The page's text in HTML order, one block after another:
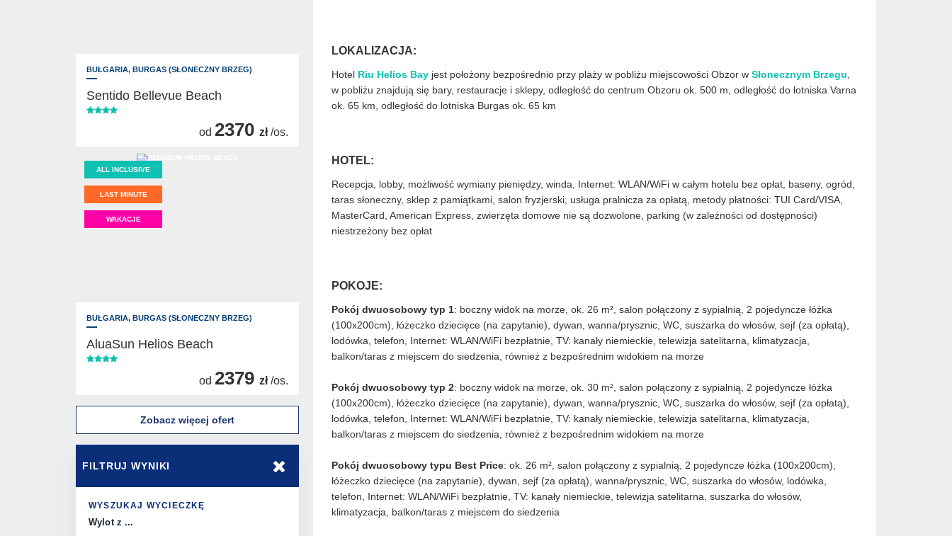
LOKALIZACJA:
Hotel Riu Helios Bay jest położony bezpośrednio przy plaży w pobliżu miejscowości Obzor wSłonecznym Brzegu
w pobliżu znajdują się bary, restauracje i sklepy, odległość do centrum Obzoru ok. 500 m, odległość do lotniska Varna
ok. 65 km, odległość do lotniska Burgas ok. 65 km
HOTEL:
Recepcja, lobby, możliwość wymiany pieniędzy, winda, Internet: WLAN/WiFi w całym hotelu bez opłat, baseny, ogród,
taras słoneczny, sklep z pamiątkami, salon fryzjerski, usługa pralnicza za opłatą, metody płatności: TUI Card/VISA,
MasterCard, American Express, zwierzęta domowe nie są dozwolone, parking (w zależności od dostępności)
niestrzeżony bez opłat
POKOJE:
Pokój dwuosobowy typ 1: boczny widok na morze, ok. 26 m², salon połączony z sypialnią, 2 pojedyncze łóżka
(100x200cm), łóżeczko dziecięce (na zapytanie), dywan, wanna/prysznic, WC, suszarka do włosów, sejf (za opłatą),
lodówka, telefon, Internet: WLAN/WiFi bezpłatnie, TV: kanały niemieckie, telewizja satelitarna, klimatyzacja,
balkon/taras z miejscem do siedzenia, również z bezpośrednim widokiem na morze
Pokój dwuosobowy typ 2: boczny widok na morze, ok. 30 m², salon połączony z sypialnią, 2 pojedyncze łóżka
(100x200cm), łóżeczko dziecięce (na zapytanie), dywan, wanna/prysznic, WC, suszarka do włosów, sejf (za opłatą),
lodówka, telefon, Internet: WLAN/WiFi bezpłatnie, TV: kanały niemieckie, telewizja satelitarna, klimatyzacja,
balkon/taras z miejscem do siedzenia, również z bezpośrednim widokiem na morze
Pokój dwuosobowy typu Best Price: ok. 26 m², salon połączony z sypialnią, 2 pojedyncze łóżka (100x200cm),
łóżeczko dziecięce (na zapytanie), dywan, sejf (za opłatą), wanna/prysznic, WC, suszarka do włosów, lodówka,
telefon, Internet: WLAN/WiFi bezpłatnie, TV: kanały niemieckie, telewizja satelitarna, suszarka do włosów,
klimatyzacja, balkon/taras z miejscem do siedzenia
FILTRUJ WYNIKI
WYSZUKAJ WYCIECZKĘ
Wylot z ...
BUŁGARIA, BURGAS (SŁONECZNY BRZEG)
Sentido Bellevue Beach
od 2370 zł /os.
ALL INCLUSIVE
LAST MINUTE
WAKACJE
BUŁGARIA, BURGAS (SŁONECZNY BRZEG)
AluaSun Helios Beach
od 2379 zł /os.
Zobacz więcej ofert